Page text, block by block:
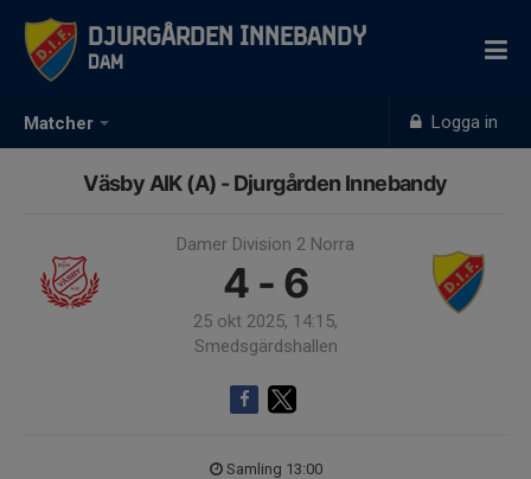
Matcher Logga in
Djurgården Innebandy
Dam
Väsby AIK (A) - Djurgården Innebandy
Damer Division 2 Norra
4 - 6
25 okt 2025, 14:15,
Smedsgärdshallen
Samling 13:00